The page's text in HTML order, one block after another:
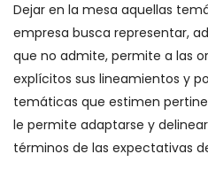
Dejar en la mesa aquellas
empresa busca representar,
que no admite, permite a las
explícitos sus lineamientos y
temáticas que estimen
le permite adaptarse y
términos de las expectativas